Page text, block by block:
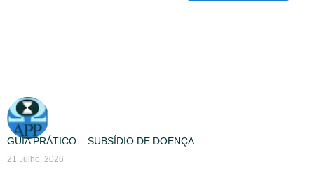
GUIA PRÁTICO – SUBSÍDIO DE DOENÇA
21 Julho, 2026